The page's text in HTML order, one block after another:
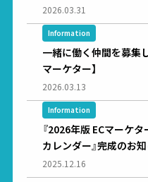
2026.03.31
Information
一緒に働く仲間を募集
マーケター】
2026.03.13
Information
『2026年版 ECマーケ
カレンダー』完成のお
2025.12.16